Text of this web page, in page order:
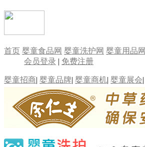
首页 婴童食品网 婴童洗护网 婴童用品网
会员登录 | 免费注册
婴童招商| 婴童品牌| 婴童商机| 婴童展会|